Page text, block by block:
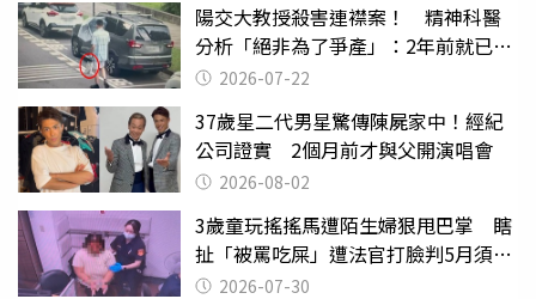
陽交大教授殺害連襟案！ 精神科醫
分析「絕非為了爭產」：2年前就已言
行詭異
2026-07-22
37歲星二代男星驚傳陳屍家中！經紀
公司證實 2個月前才與父開演唱會
2026-08-02
3歲童玩搖搖馬遭陌生婦狠甩巴掌 瞎
扯「被罵吃屎」遭法官打臉判5月須入
監 2026-07-30